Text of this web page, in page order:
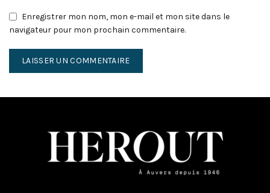
Enregistrer mon nom, mon e-mail et mon site dans le
navigateur pour mon prochain commentaire.